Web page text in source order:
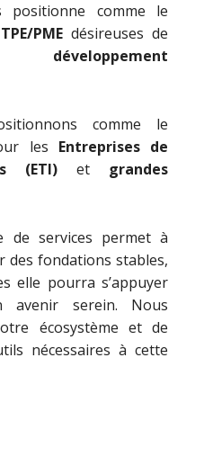
positionne comme le
PME désireuses de
comme le
les Entreprises de
(ETI) et grandes
de services permet à
fondations stables,
elle pourra s’appuyer
serein. Nous
écosystème et de
nécessaires à cette